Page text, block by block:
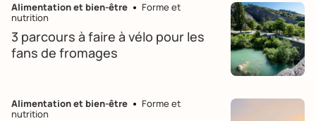
Alimentation et bien-être
Forme et
nutrition
3 parcours à faire à vélo pour les
fans de fromages
Alimentation et bien-être
Forme et
nutrition